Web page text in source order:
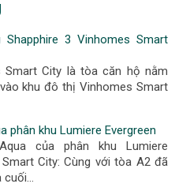
Shapphire 3 Vinhomes Smart
Smart City là tòa căn hộ nằm
khu đô thị Vinhomes Smart
phân khu Lumiere Evergreen
của phân khu Lumiere
City: Cùng với tòa A2 đã
cuối…